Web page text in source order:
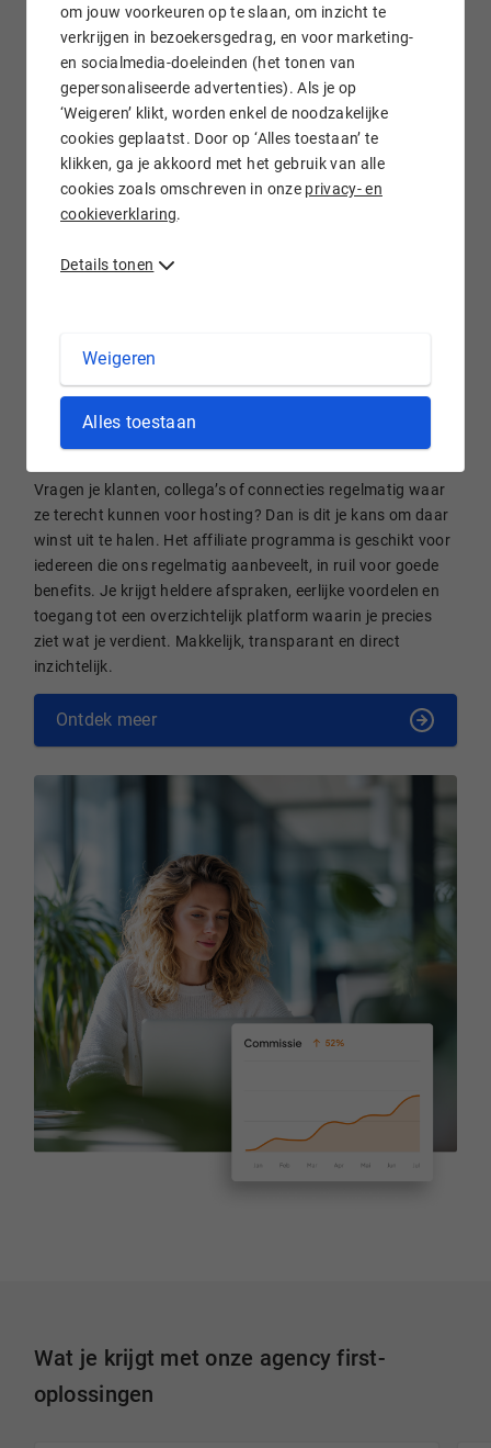
om jouw voorkeuren op te slaan, om inzicht te
verkrijgen in bezoekersgedrag, en voor marketing-
en socialmedia-doeleinden (het tonen van
gepersonaliseerde advertenties). Als je op
‘Weigeren’ klikt, worden enkel de noodzakelijke
cookies geplaatst. Door op ‘Alles toestaan’ te
klikken, ga je akkoord met het gebruik van alle
cookies zoals omschreven in onze privacy- en
cookieverklaring.
Details tonen
Weigeren
Alles toestaan
Jelmer Holtes - Webreact
Founder
Ontdek ons affiliate programma
Vragen je klanten, collega’s of connecties regelmatig waar
ze terecht kunnen voor hosting? Dan is dit je kans om daar
winst uit te halen. Het affiliate programma is geschikt voor
iedereen die ons regelmatig aanbeveelt, in ruil voor goede
benefits. Je krijgt heldere afspraken, eerlijke voordelen en
toegang tot een overzichtelijk platform waarin je precies
ziet wat je verdient. Makkelijk, transparant en direct
inzichtelijk.
Ontdek meer
Wat je krijgt met onze agency first-
oplossingen